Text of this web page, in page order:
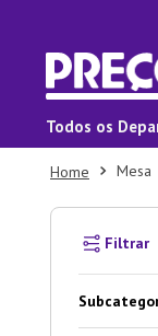
Todos os
Mesa